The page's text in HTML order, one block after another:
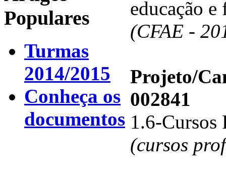
educação e
(CFAE -
Projeto/
002841
1.6-Cursos
(cursos
Populares
Turmas
2014/2015
Conheça os
documentos